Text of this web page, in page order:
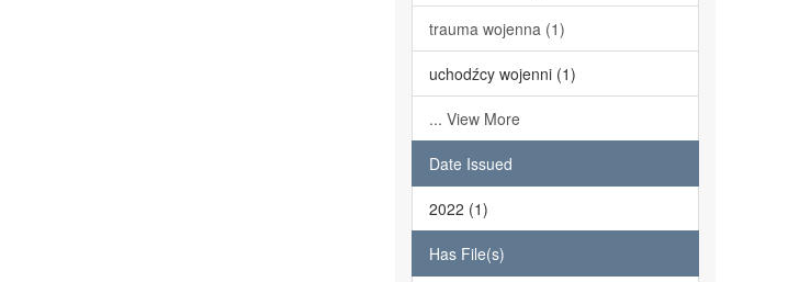
trauma wojenna (1)
uchodźcy wojenni (1)
... View More
Date Issued
2022 (1)
Has File(s)